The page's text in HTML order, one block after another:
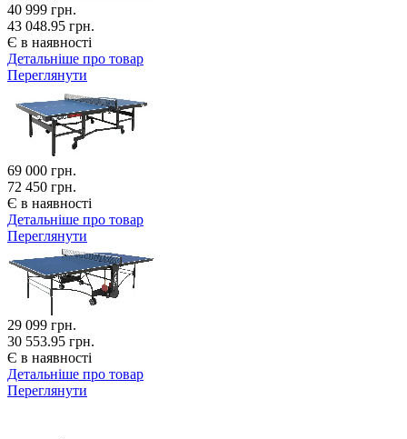
40 999 грн.
43 048.95 грн.
Є в наявності
Детальніше про товар
Переглянути
69 000 грн.
72 450 грн.
Є в наявності
Детальніше про товар
Переглянути
29 099 грн.
30 553.95 грн.
Є в наявності
Детальніше про товар
Переглянути